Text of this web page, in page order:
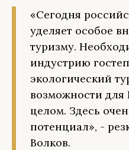
«Сегодня
уделяет особое
туризму.
индустрию
экологический
возможности
целом. Здесь
потенциал», -
Волков.